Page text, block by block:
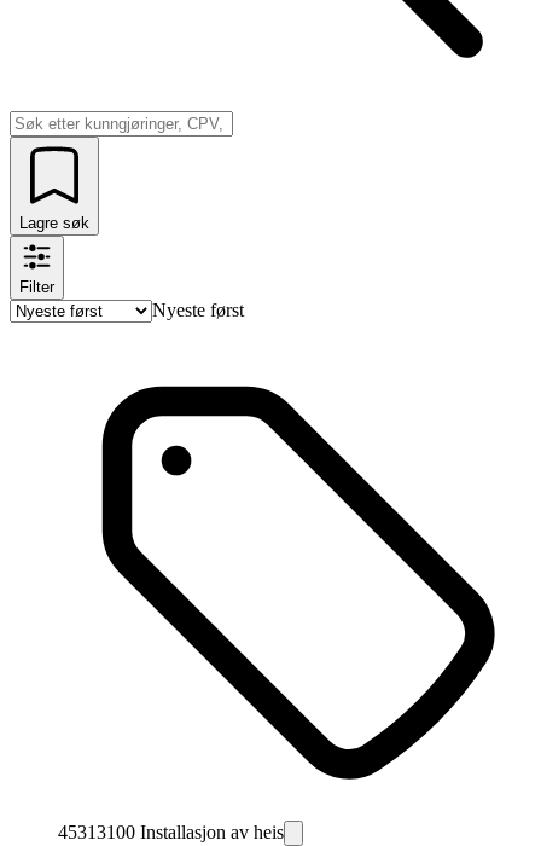
Lagre søk
Filter
Nyeste først
45313100 Installasjon av heis